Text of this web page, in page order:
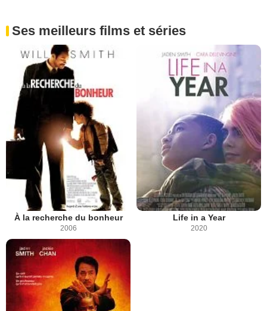
Ses meilleurs films et séries
À la recherche du bonheur
2006
Life in a Year
2020